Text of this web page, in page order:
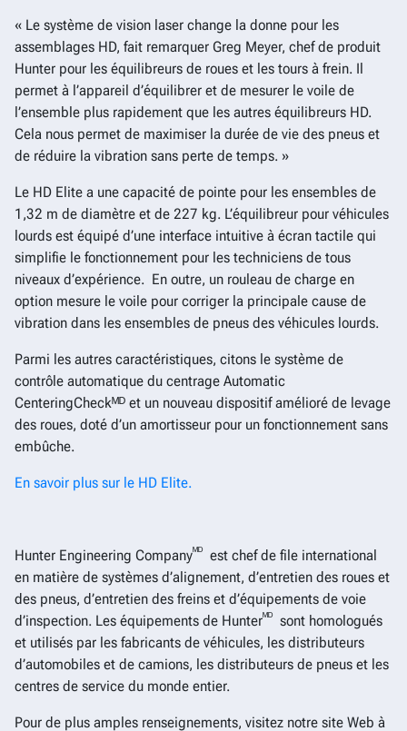
« Le système de vision laser change la donne pour les
assemblages HD, fait remarquer Greg Meyer, chef de produit
Hunter pour les équilibreurs de roues et les tours à frein. Il
permet à l’appareil d’équilibrer et de mesurer le voile de
l’ensemble plus rapidement que les autres équilibreurs HD.
Cela nous permet de maximiser la durée de vie des pneus et
de réduire la vibration sans perte de temps. »
Le HD Elite a une capacité de pointe pour les ensembles de
1,32 m de diamètre et de 227 kg. L’équilibreur pour véhicules
lourds est équipé d’une interface intuitive à écran tactile qui
simplifie le fonctionnement pour les techniciens de tous
niveaux d’expérience. En outre, un rouleau de charge en
option mesure le voile pour corriger la principale cause de
vibration dans les ensembles de pneus des véhicules lourds.
Parmi les autres caractéristiques, citons le système de
contrôle automatique du centrage Automatic
CenteringCheckᴹᴰ et un nouveau dispositif amélioré de levage
des roues, doté d’un amortisseur pour un fonctionnement sans
embûche.
En savoir plus sur le HD Elite.
Hunter Engineering Companyᴹᴰ est chef de file international
en matière de systèmes d’alignement, d’entretien des roues et
des pneus, d’entretien des freins et d’équipements de voie
d’inspection. Les équipements de Hunterᴹᴰ sont homologués
et utilisés par les fabricants de véhicules, les distributeurs
d’automobiles et de camions, les distributeurs de pneus et les
centres de service du monde entier.
Pour de plus amples renseignements, visitez notre site Web à